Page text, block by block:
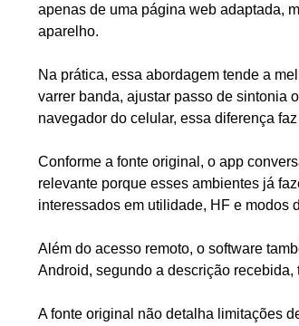
apenas de uma página web adaptada,
aparelho.
Na prática, essa abordagem tende a
varrer banda, ajustar passo de sintonia
navegador do celular, essa diferença
Conforme a fonte original, o app
relevante porque esses ambientes já
interessados em utilidade, HF e modos
Além do acesso remoto, o software
Android, segundo a descrição
A fonte original não detalha limitações